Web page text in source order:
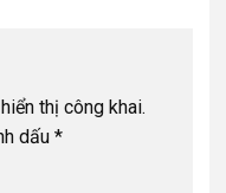
thị công khai.
dấu *